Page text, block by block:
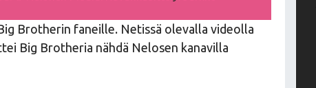
Brotherin faneille. Netissä olevalla videolla
Big Brotheria nähdä Nelosen kanavilla